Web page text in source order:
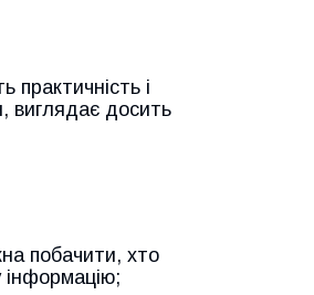
і
виглядає досить
побачити, хто